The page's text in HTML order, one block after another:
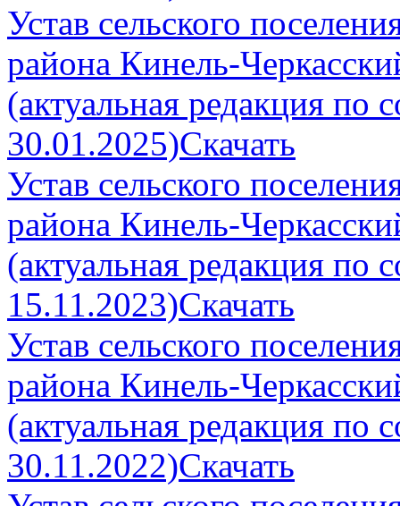
Устав сельского
района Кинель-
(актуальная редакция по
30.01.2025)Скачать
Устав сельского
района Кинель-
(актуальная редакция по
15.11.2023)Скачать
Устав сельского
района Кинель-
(актуальная редакция по
30.11.2022)Скачать